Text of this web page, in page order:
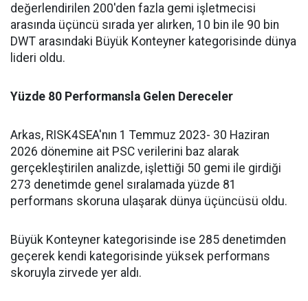
değerlendirilen 200'den fazla gemi işletmecisi
arasında üçüncü sırada yer alırken, 10 bin ile 90 bin
DWT arasındaki Büyük Konteyner kategorisinde dünya
lideri oldu.
Yüzde 80 Performansla Gelen Dereceler
Arkas, RISK4SEA'nın 1 Temmuz 2023- 30 Haziran
2026 dönemine ait PSC verilerini baz alarak
gerçekleştirilen analizde, işlettiği 50 gemi ile girdiği
273 denetimde genel sıralamada yüzde 81
performans skoruna ulaşarak dünya üçüncüsü oldu.
Büyük Konteyner kategorisinde ise 285 denetimden
geçerek kendi kategorisinde yüksek performans
skoruyla zirvede yer aldı.